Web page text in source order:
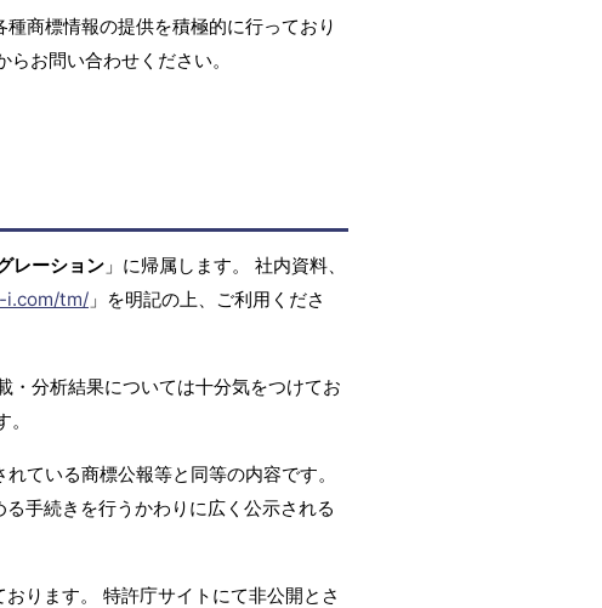
商標情報の提供を積極的に行っており
らお問い合わせください。
レーション 」に帰属します。 社内資料、
tm/ 」を明記の上、ご利用くださ
・分析結果については十分気をつけてお
ている商標公報等と同等の内容です。
手続きを行うかわりに広く公示される
ります。 特許庁サイトにて非公開とさ